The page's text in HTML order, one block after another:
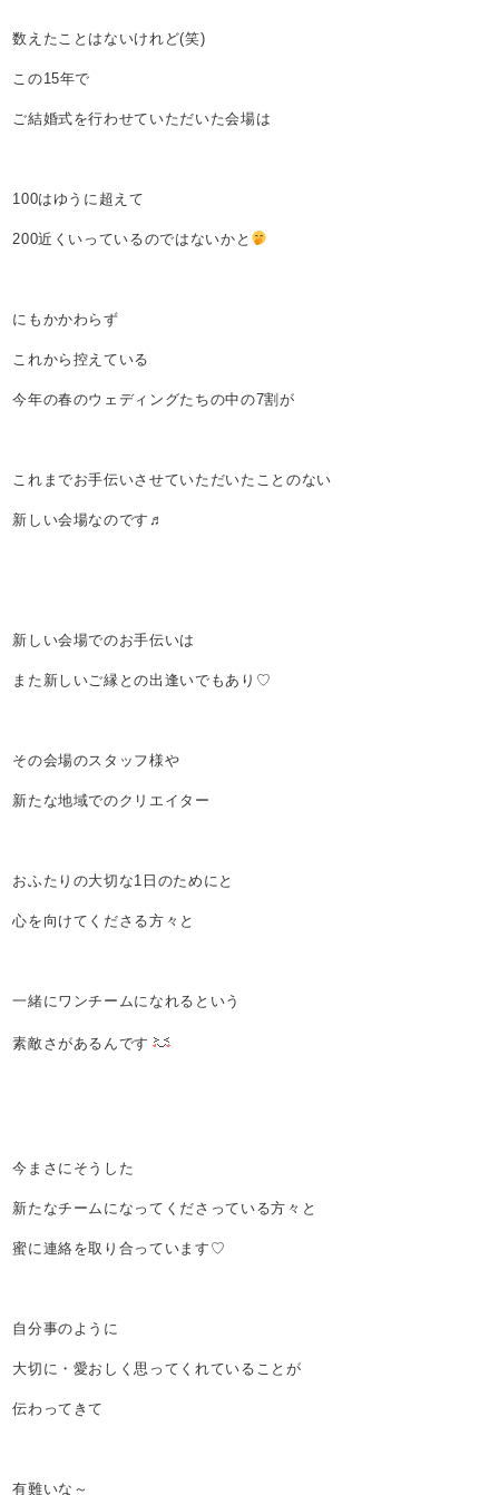
数えたことはないけれど(笑)
この15年で
ご結婚式を行わせていただいた会場は
100はゆうに超えて
200近くいっているのではないかと
にもかかわらず
これから控えている
今年の春のウェディングたちの中の7割が
これまでお手伝いさせていただいたことのない
新しい会場なのです♬
新しい会場でのお手伝いは
また新しいご縁との出逢いでもあり♡
その会場のスタッフ様や
新たな地域でのクリエイター
おふたりの大切な1日のためにと
心を向けてくださる方々と
一緒にワンチームになれるという
素敵さがあるんです
今まさにそうした
新たなチームになってくださっている方々と
蜜に連絡を取り合っています♡
自分事のように
大切に・愛おしく思ってくれていることが
伝わってきて
有難いな～